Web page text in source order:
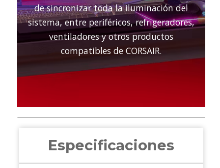
de sincronizar toda la iluminación del
sistema, entre periféricos, refrigeradores,
ventiladores y otros productos
compatibles de CORSAIR.
Especificaciones